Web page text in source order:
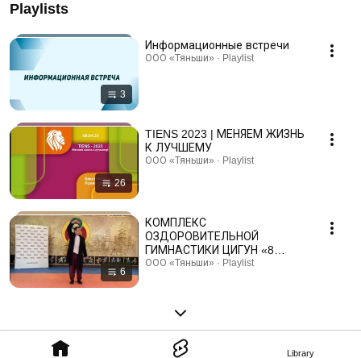
Library
Playlists
3
Информационные встречи
ООО «Тяньши» · Playlist
26
TIENS 2023 | МЕНЯЕМ ЖИЗНЬ
К ЛУЧШЕМУ
ООО «Тяньши» · Playlist
6
КОМПЛЕКС
ОЗДОРОВИТЕЛЬНОЙ
ГИМНАСТИКИ ЦИГУН «8
КУСКОВ ПАРЧИ»
ООО «Тяньши» · Playlist